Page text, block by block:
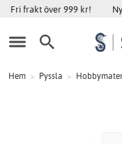
Fri frakt över 999 kr!
Hem > Pyssla >